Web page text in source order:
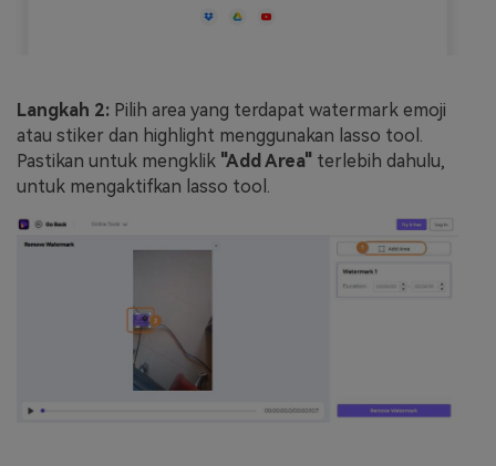
Langkah 2: Pilih area yang terdapat watermark emoji
atau stiker dan highlight menggunakan lasso tool.
Pastikan untuk mengklik "Add Area" terlebih dahulu,
untuk mengaktifkan lasso tool.